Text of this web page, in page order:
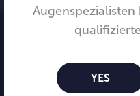
Augenspezialisten
YES